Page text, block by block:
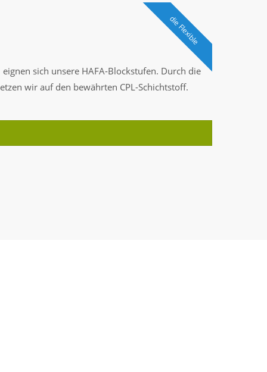
die Flexible
eignen sich unsere HAFA-Blockstufen. Durch die
wir auf den bewährten CPL-Schichtstoff.